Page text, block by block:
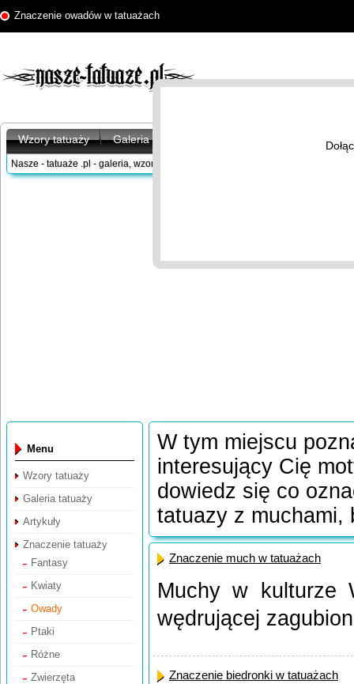
Znaczenie owadów w tatuażach
Wzory tatuaży Galeria tatuaży Znaczenie
Nasze - tatuaże .pl - galeria, wzory tatuaży
W tym miejscu
interesujący Cię
dowiedz się co
tatuazy z muchami,
Znaczenie much w tatuażach
Muchy w kulturze
wędrującej
Znaczenie biedronki w tatuażach
Menu
Wzory tatuaży
Galeria tatuaży
Artykuły
Znaczenie tatuaży
Fantasy
Kwiaty
Owady
Ptaki
Różne
Zwierzęta